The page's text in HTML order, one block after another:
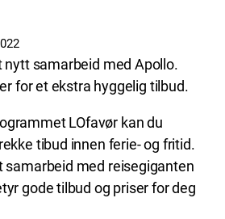
nytt samarbeid med Apollo.
for et ekstra hyggelig tilbud.
LOfavør kan du
tibud innen ferie- og fritid.
samarbeid med reisegiganten
gode tilbud og priser for deg